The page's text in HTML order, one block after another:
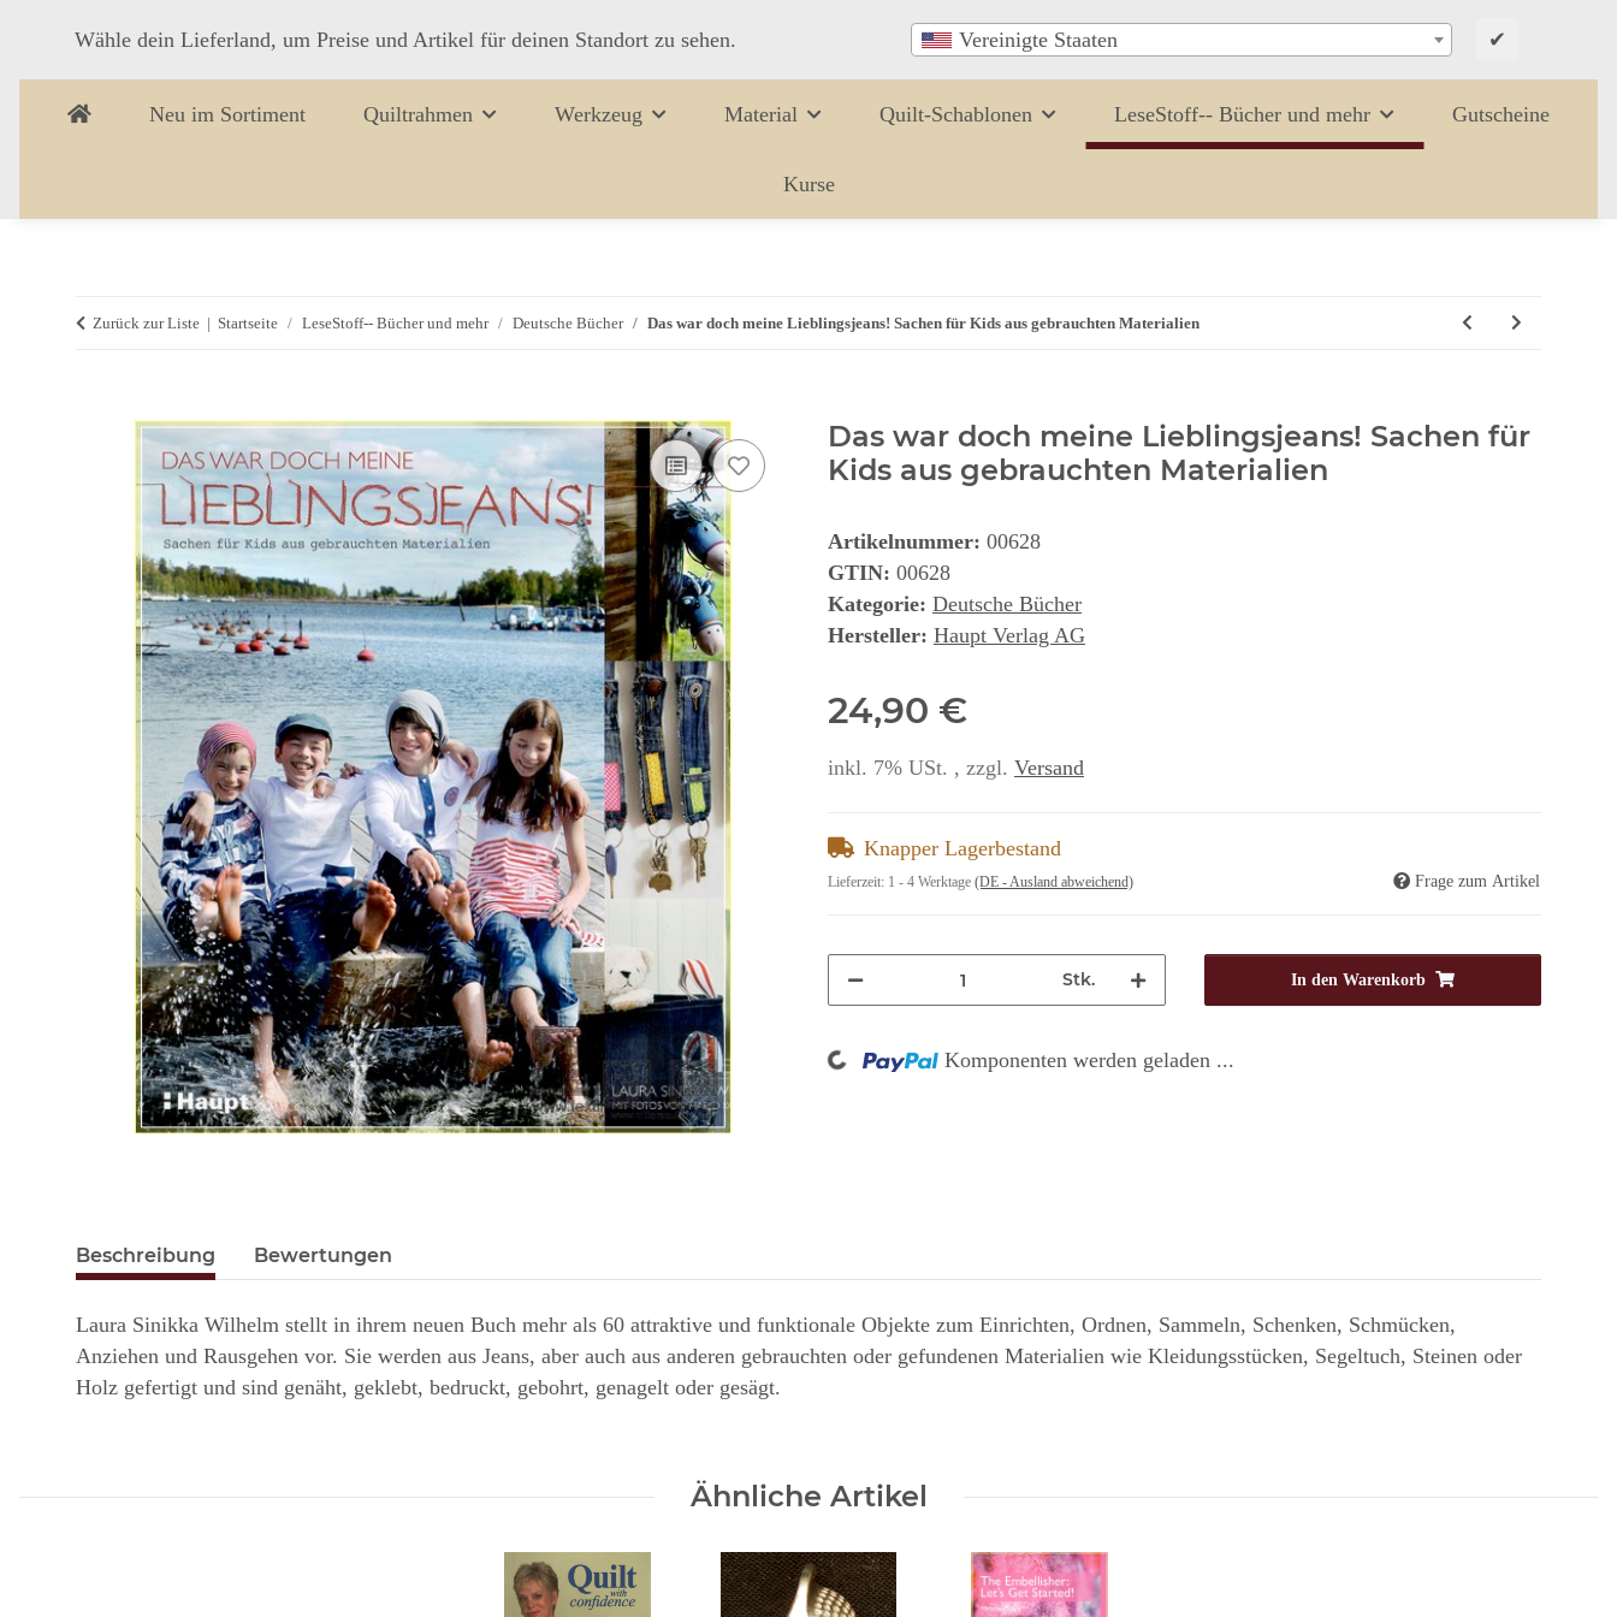
Wähle dein Lieferland, um Preise und Artikel für deinen Standort zu sehen. Vereinigte Staaten ✔
Neu im Sortiment Quiltrahmen Werkzeug Material Quilt-Schablonen LeseStoff-- Bücher und mehr Gutscheine
Kurse
Zurück zur Liste Startseite LeseStoff-- Bücher und mehr Deutsche Bücher Das war doch meine Lieblingsjeans! Sachen für Kids aus gebrauchten Materialien
Das war doch meine Lieblingsjeans! Sachen für
Kids aus gebrauchten Materialien
Artikelnummer: 00628
GTIN: 00628
Kategorie: Deutsche Bücher
Hersteller: Haupt Verlag AG
24,90 €
inkl. 7% USt. , zzgl. Versand
Knapper Lagerbestand
Lieferzeit: 1 - 4 Werktage (DE - Ausland abweichend) Frage zum Artikel
Stk. In den Warenkorb
Loading... Komponenten werden geladen ...
Beschreibung Bewertungen
Laura Sinikka Wilhelm stellt in ihrem neuen Buch mehr als 60 attraktive und funktionale Objekte zum Einrichten, Ordnen, Sammeln, Schenken, Schmücken,
Anziehen und Rausgehen vor. Sie werden aus Jeans, aber auch aus anderen gebrauchten oder gefundenen Materialien wie Kleidungsstücken, Segeltuch, Steinen oder
Holz gefertigt und sind genäht, geklebt, bedruckt, gebohrt, genagelt oder gesägt.
Ähnliche Artikel